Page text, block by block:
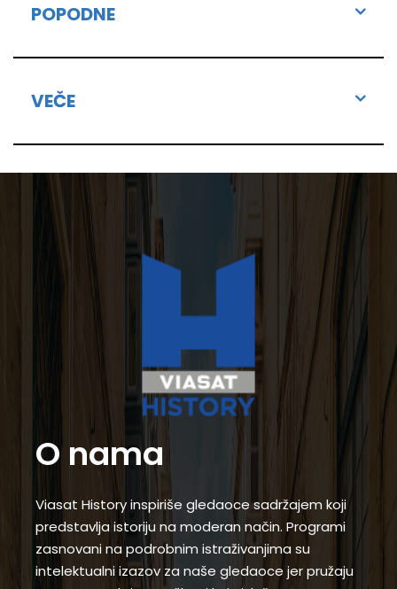
POPODNE
VEČE
O nama
Viasat History inspiriše gledaoce sadržajem koji
predstavlja istoriju na moderan način. Programi
zasnovani na podrobnim istraživanjima su
intelektualni izazov za naše gledaoce jer pružaju